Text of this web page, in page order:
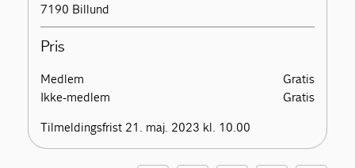
7190 Billund
Pris
Medlem
Gratis
Ikke-medlem
Gratis
Tilmeldingsfrist 21. maj. 2023 kl. 10.00